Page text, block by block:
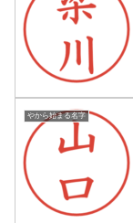
やから始まる名字